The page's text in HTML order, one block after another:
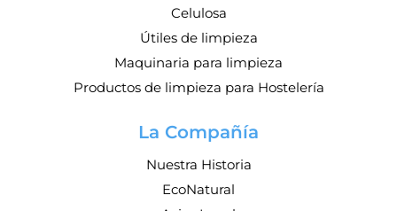
Celulosa
Útiles de limpieza
Maquinaria para limpieza
Productos de limpieza para Hostelería
La Compañía
Nuestra Historia
EcoNatural